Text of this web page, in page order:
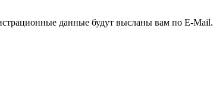
данные будут высланы вам по E-Mail.